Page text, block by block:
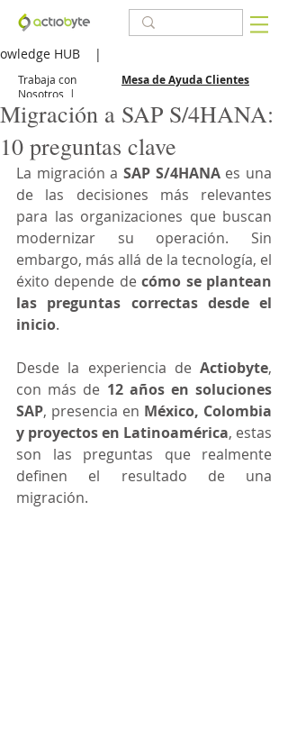
HUB |
Trabaja con
Nosotros |
Mesa de Ayuda Clientes
Migración a SAP S/4HANA:
10 preguntas clave
La migración a SAP S/4HANA es una
de las decisiones más relevantes
para las organizaciones que buscan
modernizar su operación. Sin
embargo, más allá de la tecnología, el
éxito depende de cómo se plantean
las preguntas correctas desde el
inicio.
Desde la experiencia de Actiobyte,
con más de 12 años en soluciones
SAP, presencia en México, Colombia
y proyectos en Latinoamérica, estas
son las preguntas que realmente
definen el resultado de una
migración.